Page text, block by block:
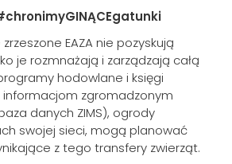
EAZA nie pozyskują
je rozmnażają i zarządzają całą
hodowlane i księgi
informacjom zgromadzonym
danych ZIMS), ogrody
swojej sieci, mogą planować
z tego transfery zwierząt.